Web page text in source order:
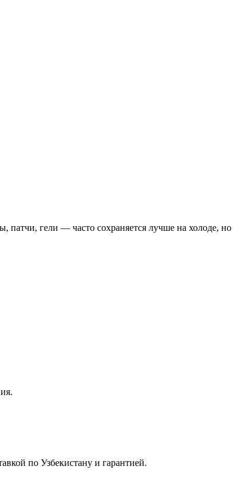
гели — часто сохраняется лучше на холоде, но
по Узбекистану и гарантией.